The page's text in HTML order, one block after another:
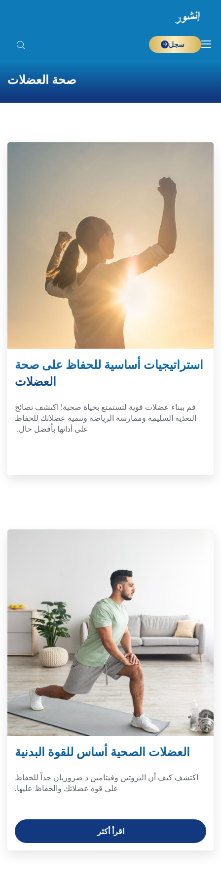
سجل
صحة العضلات
استراتيجيات أساسية للحفاظ على صحة
العضلات
قم ببناء عضلات قوية لتستمتع بحياة صحية! اكتشف نصائح
التغذية السليمة وممارسة الرياضة وتنمية عضلاتك للحفاظ
على أدائها بأفضل حال.
العضلات الصحية أساس للقوة البدنية
اكتشف كيف أن البروتين وفيتامين د ضروريان جداً للحفاظ
على قوة عضلاتك والحفاظ عليها.
اقرأ أكثر